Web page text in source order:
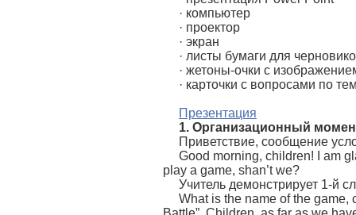
· компьютер
· проектор
· экран
· листы бумаги для
· жетоны-очки с
· карточки с вопросами по
Презентация
1. Организационный
Приветствие, сообщение
Good morning, children! I am
play a game, shan’t we?
Учитель демонстрирует 1-й
What is the name of the game,